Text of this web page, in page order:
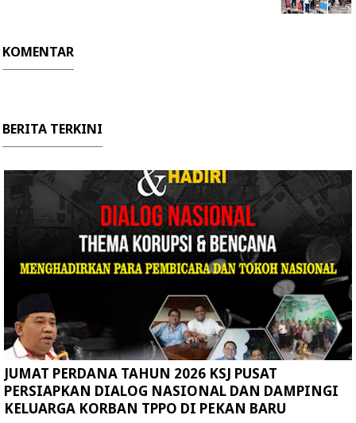
KOMENTAR
BERITA TERKINI
JUMAT PERDANA TAHUN 2026 KSJ PUSAT
PERSIAPKAN DIALOG NASIONAL DAN DAMPINGI
KELUARGA KORBAN TPPO DI PEKAN BARU